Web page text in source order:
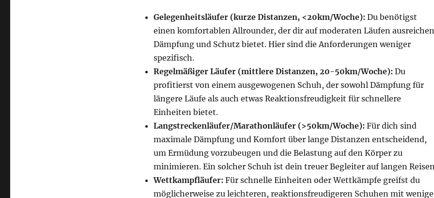
Gelegenheitsläufer (kurze Distanzen, <20km/Woche): Du benötigst
einen komfortablen Allrounder, der dir auf moderaten Läufen
Dämpfung und Schutz bietet. Hier sind die Anforderungen weniger
spezifisch.
Regelmäßiger Läufer (mittlere Distanzen, 20-50km/Woche): Du
profitierst von einem ausgewogenen Schuh, der sowohl Dämpfung für
längere Läufe als auch etwas Reaktionsfreudigkeit für schnellere
Einheiten bietet.
Langstreckenläufer/Marathonläufer (>50km/Woche): Für dich sind
maximale Dämpfung und Komfort über lange Distanzen entscheidend,
um Ermüdung vorzubeugen und die Belastung auf den Körper zu
minimieren. Ein solcher Schuh ist dein treuer Begleiter auf langen
Wettkampfläufer: Für schnelle Einheiten oder Wettkämpfe greifst du
möglicherweise zu leichteren, reaktionsfreudigeren Schuhen mit